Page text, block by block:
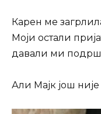
Карен ме
Моји остали
давали ми
Али Мајк још